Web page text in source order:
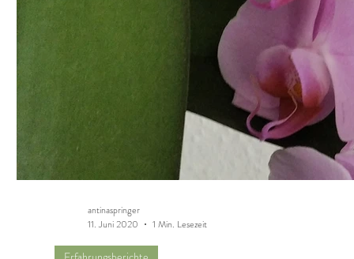
antinaspringer
11. Juni 2020
1 Min. Lesezeit